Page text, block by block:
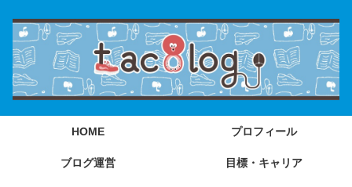
HOME プロフィール
ブログ運営 目標・キャリア